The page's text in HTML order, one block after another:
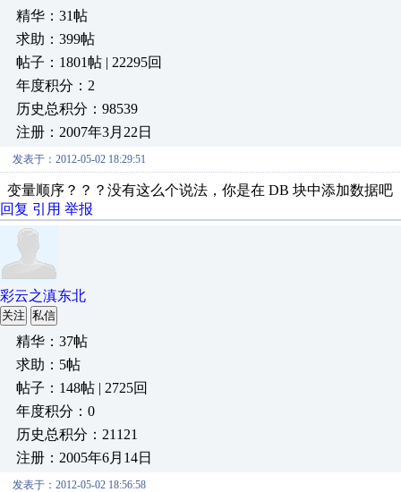
精华：31帖
求助：399帖
帖子：1801帖 | 22295回
年度积分：2
历史总积分：98539
注册：2007年3月22日
发表于：2012-05-02 18:29:51
变量顺序？？？没有这么个说法，你是在 DB 块中添加数据吧
回复 引用 举报
彩云之滇东北
关注 私信
精华：37帖
求助：5帖
帖子：148帖 | 2725回
年度积分：0
历史总积分：21121
注册：2005年6月14日
发表于：2012-05-02 18:56:58